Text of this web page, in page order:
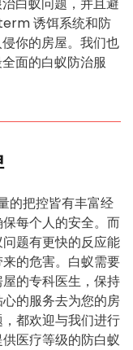
诱饵系统和防
你的房屋。我们也
面的白蚁防治服
的把控皆有丰富经
每个人的安全。而
题有更快的反应能
的危害。白蚁需要
的专科医生，保持
的服务去为您的房
都欢迎与我们进行
医疗等级的防白蚁